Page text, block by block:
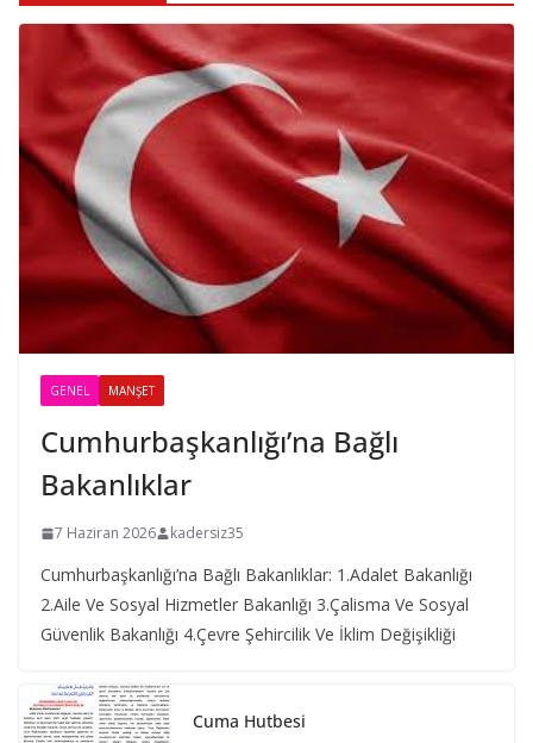
GENEL MANŞET
Cumhurbaşkanlığı’na Bağlı
Bakanlıklar
7 Haziran 2026 kadersiz35
Cumhurbaşkanlığı’na Bağlı Bakanlıklar: 1.Adalet Bakanlığı
2.Aile Ve Sosyal Hizmetler Bakanlığı 3.Çalisma Ve Sosyal
Güvenlik Bakanlığı 4.Çevre Şehircilik Ve İklim Değişikliği
Cuma Hutbesi